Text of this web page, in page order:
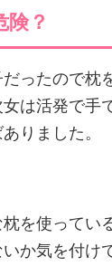
険？
ったので枕
は活発で手
りました。
を使ってい
か気を付け